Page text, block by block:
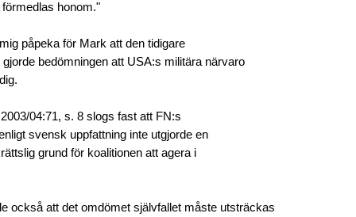
honom."
påpeka för Mark att den tidigare
bedömningen att USA:s militära närvaro
2003/04:71, s. 8 slogs fast att FN:s
svensk uppfattning inte utgjorde en
grund för koalitionen att agera i
också att det omdömet självfallet måste utsträckas